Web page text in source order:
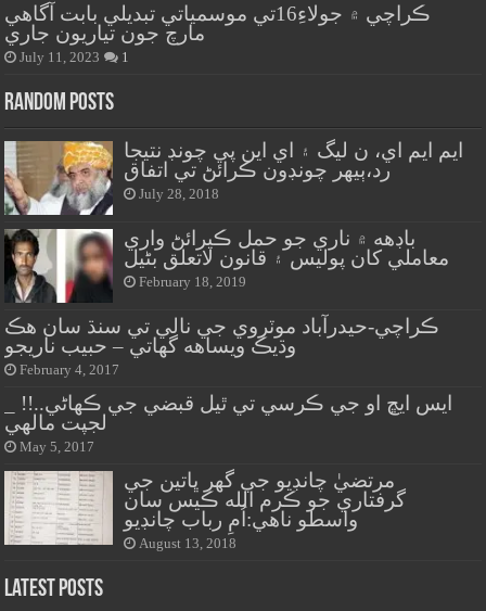
ڪراچي ۾ جولاءِ16تي موسمياتي تبديلي بابت آگاهي
مارچ جون تياريون جاري
July 11, 2023 1
Random Posts
ايم ايم اي، ن ليگ ۽ اي اين پي چونڊ نتيجا
رد،ٻيهر چونڊون ڪرائڻ تي اتفاق
July 28, 2018
باڊهه ۾ ناري جو حمل ڪيرائڻ واري
معاملي کان پوليس ۽ قانون لاتعلق بڻيل
February 18, 2019
ڪراچي-حيدرآباد موٽروي جي نالي تي سنڌ سان هڪ
وڌيڪ ويساهه گهاتي – حبيب ناريجو
February 4, 2017
ايس ايڇ او جي ڪرسي تي ٿيل قبضي جي ڪهاڻي..!! _
لجپت مالهي
May 5, 2017
مرتضيٰ چانڊيو جي گهر ڀاتين جي
گرفتاري جو ڪرم الله ڪيس سان
واسطو ناهي:اُمِ رباب چانڊيو
August 13, 2018
Latest Posts